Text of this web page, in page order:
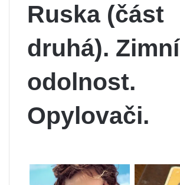
Ruska (část
druhá). Zimní
odolnost.
Opylovači.